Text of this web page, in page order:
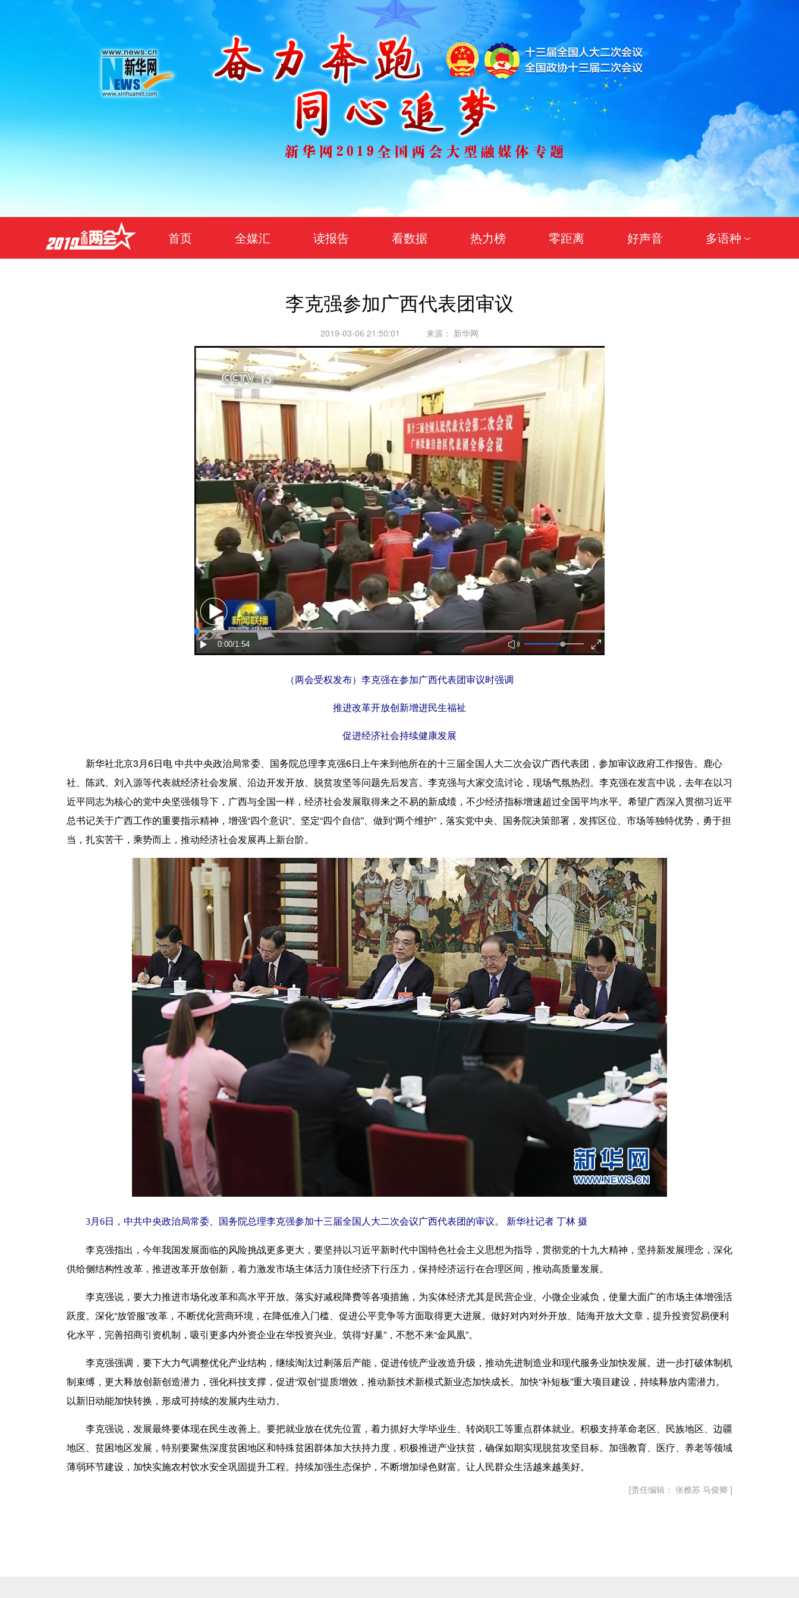
首页 全媒汇 读报告 看数据 热力榜 零距离 好声音 多语种
李克强参加广西代表团审议
2019-03-06 21:50:01 来源： 新华网
（两会受权发布） 李克强在参加广西代表团审议时强调
推进改革开放创新增进民生福祉
促进经济社会持续健康发展
新华社北京3月6日电 中共中央政治局常委、国务院总理李克强6日上午来到他所在的十三届全国人大二次会议广西代表团，参加审议政府工作报告。鹿心
社、陈武、刘入源等代表就经济社会发展、沿边开发开放、脱贫攻坚等问题先后发言。李克强与大家交流讨论，现场气氛热烈。李克强在发言中说，去年在以习
近平同志为核心的党中央坚强领导下，广西与全国一样，经济社会发展取得来之不易的新成绩，不少经济指标增速超过全国平均水平。希望广西深入贯彻习近平
总书记关于广西工作的重要指示精神，增强“四个意识”、坚定“四个自信”、做到“两个维护”，落实党中央、国务院决策部署，发挥区位、市场等独特优势，勇于担
当，扎实苦干，乘势而上，推动经济社会发展再上新台阶。
3月6日，中共中央政治局常委、国务院总理李克强参加十三届全国人大二次会议广西代表团的审议。 新华社记者 丁林 摄
李克强指出，今年我国发展面临的风险挑战更多更大，要坚持以习近平新时代中国特色社会主义思想为指导，贯彻党的十九大精神，坚持新发展理念，深化
供给侧结构性改革，推进改革开放创新，着力激发市场主体活力顶住经济下行压力，保持经济运行在合理区间，推动高质量发展。
李克强说，要大力推进市场化改革和高水平开放。落实好减税降费等各项措施，为实体经济尤其是民营企业、小微企业减负，使量大面广的市场主体增强活
跃度。深化“放管服”改革，不断优化营商环境，在降低准入门槛、促进公平竞争等方面取得更大进展。做好对内对外开放、陆海开放大文章，提升投资贸易便利
化水平，完善招商引资机制，吸引更多内外资企业在华投资兴业。筑得“好巢”，不愁不来“金凤凰”。
李克强强调，要下大力气调整优化产业结构，继续淘汰过剩落后产能，促进传统产业改造升级，推动先进制造业和现代服务业加快发展。进一步打破体制机
制束缚，更大释放创新创造潜力，强化科技支撑，促进“双创”提质增效，推动新技术新模式新业态加快成长。加快“补短板”重大项目建设，持续释放内需潜力。
以新旧动能加快转换，形成可持续的发展内生动力。
李克强说，发展最终要体现在民生改善上。要把就业放在优先位置，着力抓好大学毕业生、转岗职工等重点群体就业。积极支持革命老区、民族地区、边疆
地区、贫困地区发展，特别要聚焦深度贫困地区和特殊贫困群体加大扶持力度，积极推进产业扶贫，确保如期实现脱贫攻坚目标。加强教育、医疗、养老等领域
薄弱环节建设，加快实施农村饮水安全巩固提升工程。持续加强生态保护，不断增加绿色财富。让人民群众生活越来越美好。
[责任编辑： 张樵苏 马俊卿 ]